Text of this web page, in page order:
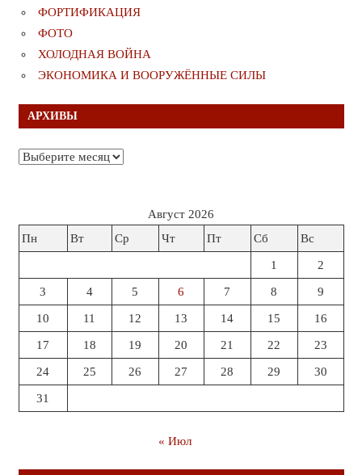
ФОРТИФИКАЦИЯ
ФОТО
ХОЛОДНАЯ ВОЙНА
ЭКОНОМИКА И ВООРУЖЁННЫЕ СИЛЫ
АРХИВЫ
Архивы
Август 2026
Пн
Вт Ср Чт Пт Сб Вс
1 2
3 4 5 6 7 8 9
10 11 12 13 14 15 16
17 18 19 20 21 22 23
24 25 26 27 28 29 30
31
« Июл